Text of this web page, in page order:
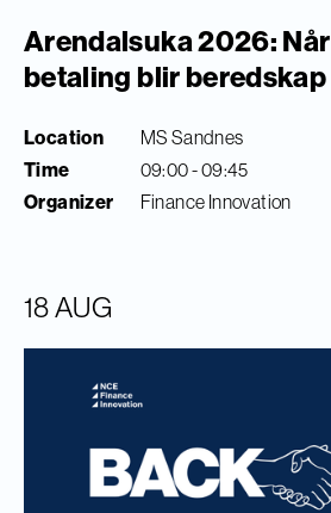
Arendalsuka 2026: Når
betaling blir beredskap
Location
Time
Organizer
MS Sandnes
09:00 - 09:45
Finance Innovation
18 AUG